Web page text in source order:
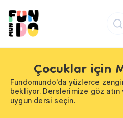
Çocuklar için
Fundomundo'da yüzlerce
bekliyor. Derslerimize göz
uygun dersi seçin.